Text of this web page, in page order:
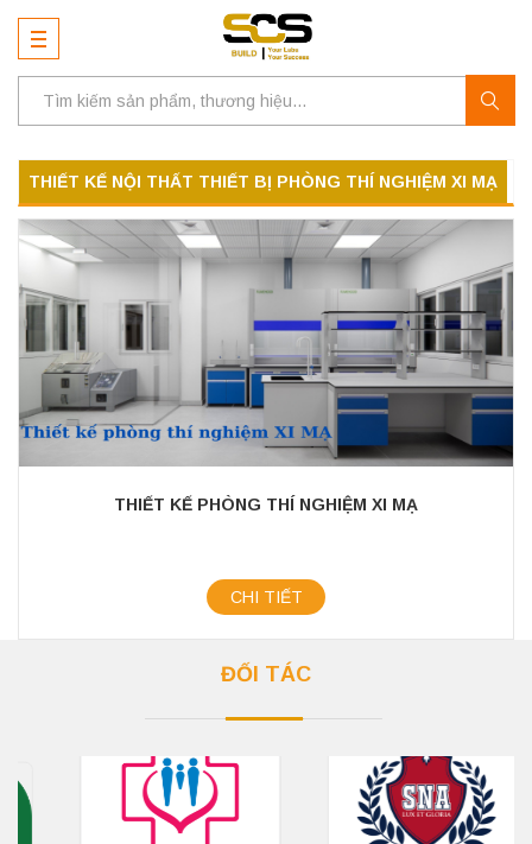
THIẾT KẾ NỘI THẤT THIẾT BỊ PHÒNG THÍ NGHIỆM XI MẠ
THIẾT KẾ PHÒNG THÍ NGHIỆM XI MẠ
CHI TIẾT
ĐỐI TÁC